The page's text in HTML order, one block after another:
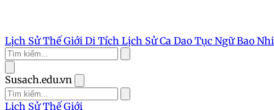
Lịch Sử Thế Giới Di Tích Lịch SửCa Dao Tục NgữBao
Susach.edu.vn
Lịch Sử Thế Giới